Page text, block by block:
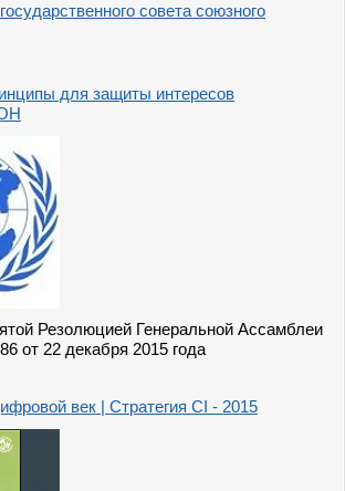
совета союзного
для защиты интересов
Резолюцией Генеральной Ассамблеи
от 22 декабря 2015 года
век | Стратегия CI - 2015